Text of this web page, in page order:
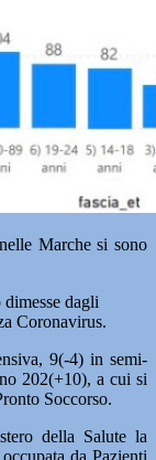
Marche si sono
dagli
Coronavirus.
9(-4) in semi-
202(+10), a cui si
Soccorso.
della Salute la
da Pazienti